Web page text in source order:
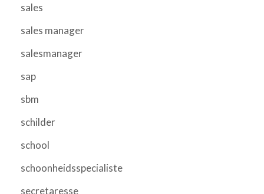
sales
sales manager
salesmanager
sap
sbm
schilder
school
schoonheidsspecialiste
secretaresse